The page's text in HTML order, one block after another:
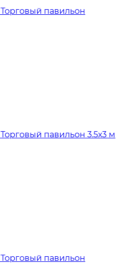
Торговый павильон
Торговый павильон 3.5х3 м
Торговый павильон